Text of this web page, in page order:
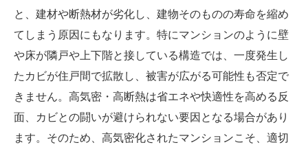
と、建材や断熱材が劣化し、建物そのものの寿命を縮め
てしまう原因にもなります。特にマンションのように壁
や床が隣戸や上下階と接している構造では、一度発生し
たカビが住戸間で拡散し、被害が広がる可能性も否定で
きません。高気密・高断熱は省エネや快適性を高める反
面、カビとの闘いが避けられない要因となる場合があり
ます。そのため、高気密化されたマンションこそ、適切